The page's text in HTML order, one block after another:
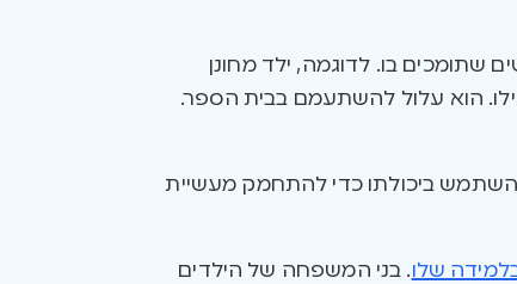
שתומכים בו. לדוגמה, ילד מחונן
הוא עלול להשתעמם בבית הספר.
ביכולתו כדי להתחמק מעשיית
שלו. בני המשפחה של הילדים